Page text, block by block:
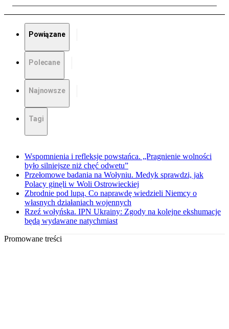
Powiązane
Polecane
Najnowsze
Tagi
Wspomnienia i refleksje powstańca. „Pragnienie wolności
było silniejsze niż chęć odwetu”
Przełomowe badania na Wołyniu. Medyk sprawdzi, jak
Polacy ginęli w Woli Ostrowieckiej
Zbrodnie pod lupą. Co naprawdę wiedzieli Niemcy o
własnych działaniach wojennych
Rzeź wołyńska. IPN Ukrainy: Zgody na kolejne ekshumacje
będą wydawane natychmiast
Promowane treści